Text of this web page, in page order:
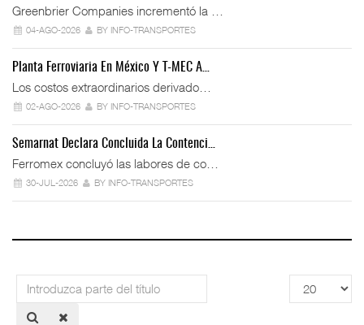
Greenbrier Companies incrementó la …
04-AGO-2026 BY INFO-TRANSPORTES
Planta Ferroviaria En México Y T-MEC A…
Los costos extraordinarios derivado…
02-AGO-2026 BY INFO-TRANSPORTES
Semarnat Declara Concluida La Contenci…
Ferromex concluyó las labores de co…
30-JUL-2026 BY INFO-TRANSPORTES
Introduzca
parte
del
Cantidad
a